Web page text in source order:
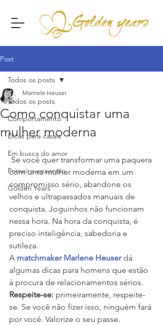
Post
Todos os posts
Comportamento
Dicas para casais
Em busca do amor
Primeiro encontro
Golden Years
Todos os posts
Como conquistar uma
mulher moderna
Marnele Heuser
com uma mulher moderna em um
compromisso sério, abandone os
velhos e ultrapassados manuais de
conquista. Joguinhos não funcionam
nessa hora. Na hora da conquista, é
preciso inteligência, sabedoria e
sutileza.
A matchmaker Marlene Heuser dá
algumas dicas para homens que estão
à procura de relacionamentos sérios.
Respeite-se: primeiramente, respeite-
se. Se você não fizer isso, ninguém fará
por você. Valorize o seu passe.